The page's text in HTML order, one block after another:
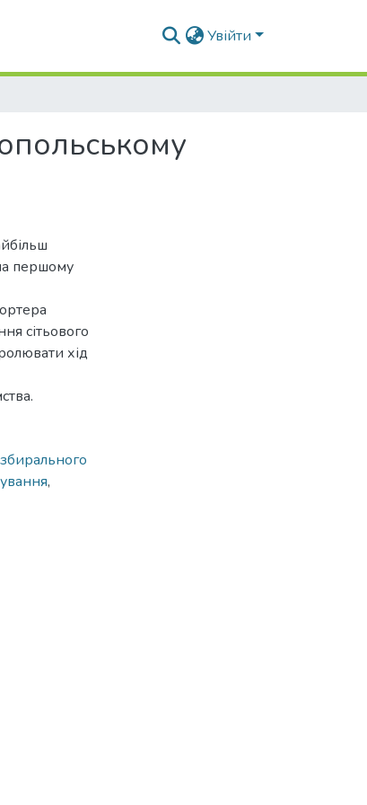
Увійти
першому
сітьового
хід
,